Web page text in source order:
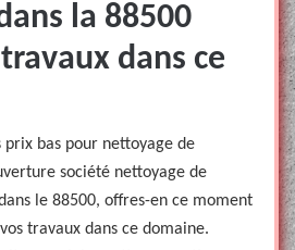
la 88500
dans ce
prix bas pour nettoyage de
société nettoyage de
le 88500, offres-en ce moment
travaux dans ce domaine.